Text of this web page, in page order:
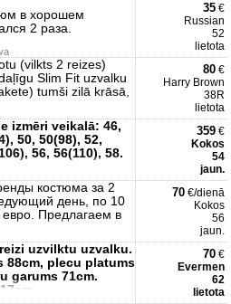
в хорошем
2 раза.
35 €
Russian
52
lietota
(vilkts 2 reizes)
Slim Fit uzvalku
tumši zilā krāsā,
80 €
Harry Brown
38R
lietota
izmēri veikalā: 46,
50, 50(98), 52,
56, 56(110), 58.
359 €
Kokos
54
jaun.
костюма за 2
день, по 10
Предлагаем в
70 €/dienā
Kokos
56
jaun.
uzvilktu uzvalku.
88cm, plecu platums
garums 71cm.
70 €
Evermen
62
lietota